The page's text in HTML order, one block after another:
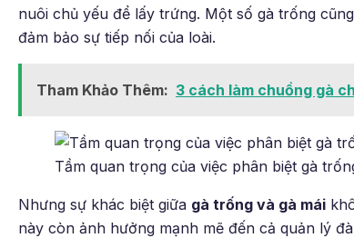
nuôi chủ yếu để lấy trứng. Một số gà trống
đảm bảo sự tiếp nối của loài.
Tham Khảo Thêm: 3 cách làm chuồng gà
Tầm quan trọng của việc phân biệt gà
Nhưng sự khác biệt giữa gà trống và gà mái
này còn ảnh hưởng mạnh mẽ đến cả quản lý